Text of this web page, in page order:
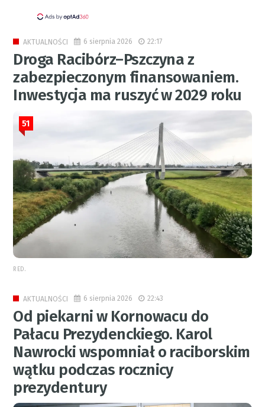
AKTUALNOŚCI 6 sierpnia 2026 22:17
Droga Racibórz–Pszczyna z
zabezpieczonym finansowaniem.
Inwestycja ma ruszyć w 2029 roku
51
RED.
AKTUALNOŚCI 6 sierpnia 2026 22:43
Od piekarni w Kornowacu do
Pałacu Prezydenckiego. Karol
Nawrocki wspomniał o raciborskim
wątku podczas rocznicy
prezydentury